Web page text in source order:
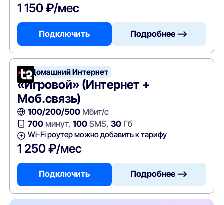
1 150 ₽/мес
Подключить Подробнее —>
Т2 Домашний Интернет
«Игровой» (Интернет +
Моб.связь)
100/200/500Мбит/с
700минут, 100SMS, 30Гб
Wi-Fi роутер можно добавить к тарифу
1 250 ₽/мес
Подключить Подробнее —>